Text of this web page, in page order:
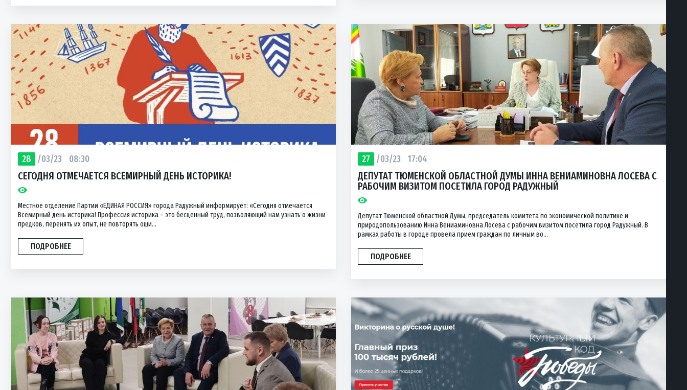
28 /03/23 08:30
СЕГОДНЯ ОТМЕЧАЕТСЯ ВСЕМИРНЫЙ ДЕНЬ ИСТОРИКА!
Местное отделение Партии «ЕДИНАЯ РОССИЯ» города Радужный информирует: «Сегодня отмечается
Всемирный день историка! Профессия историка – это бесценный труд, позволяющий нам узнать о жизни
предков, перенять их опыт, не повторять оши...
ПОДРОБНЕЕ
27 /03/23 17:04
ДЕПУТАТ ТЮМЕНСКОЙ ОБЛАСТНОЙ ДУМЫ ИННА ВЕНИАМИНОВНА ЛОСЕВА С
РАБОЧИМ ВИЗИТОМ ПОСЕТИЛА ГОРОД РАДУЖНЫЙ
Депутат Тюменской областной Думы, председатель комитета по экономической политике и
природопользованию Инна Вениаминовна Лосева с рабочим визитом посетила город Радужный. В
рамках работы в городе провела прием граждан по личным во...
ПОДРОБНЕЕ